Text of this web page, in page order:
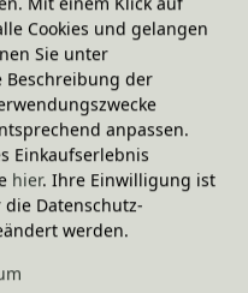
206,95 €
-20% Code
Sternenhimmel
-20% Code
Nachtlicht
In verschiedenen
Cookies und gelangen
Sie unter
der
anpassen.
Einkaufserlebnis
hier. Ihre Einwilligung ist
Datenschutz-
werden.